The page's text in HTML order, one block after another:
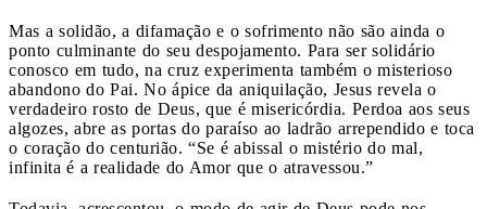
Mas a solidão, a difamação e o sofrimento não são ainda o
ponto culminante do seu despojamento. Para ser solidário
conosco em tudo, na cruz experimenta também o misterioso
abandono do Pai. No ápice da aniquilação, Jesus revela o
verdadeiro rosto de Deus, que é misericórdia. Perdoa aos seus
algozes, abre as portas do paraíso ao ladrão arrependido e toca
o coração do centurião. “Se é abissal o mistério do mal,
infinita é a realidade do Amor que o atravessou.”